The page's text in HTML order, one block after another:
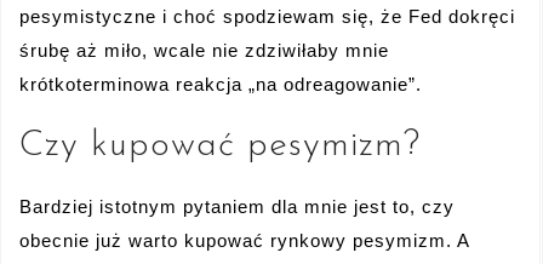
pesymistyczne i choć spodziewam się, że Fed dokręci
śrubę aż miło, wcale nie zdziwiłaby mnie
krótkoterminowa reakcja „na odreagowanie”.
Czy kupować pesymizm?
Bardziej istotnym pytaniem dla mnie jest to, czy
obecnie już warto kupować rynkowy pesymizm. A